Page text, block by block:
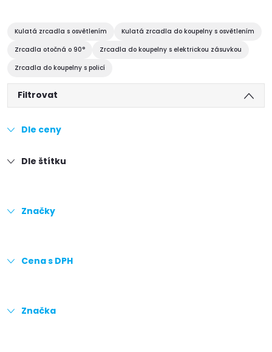
Kulatá zrcadla s osvětlením
Kulatá zrcadla do koupelny s osvětlením
Zrcadla otočná o 90°
Zrcadla do koupelny s elektrickou zásuvkou
Zrcadla do koupelny s policí
Filtrovat
Dle ceny
Dle štítku
Značky
Cena s DPH
Značka